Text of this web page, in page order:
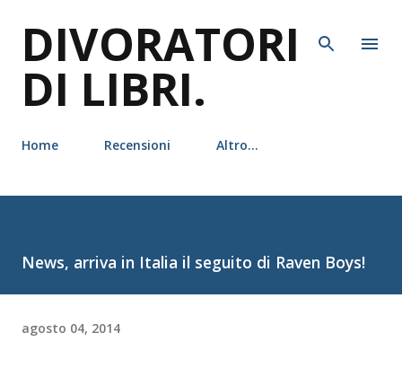
DIVORATORI
DI LIBRI.
Home Recensioni Altro…
News, arriva in Italia il seguito di Raven Boys!
agosto 04, 2014